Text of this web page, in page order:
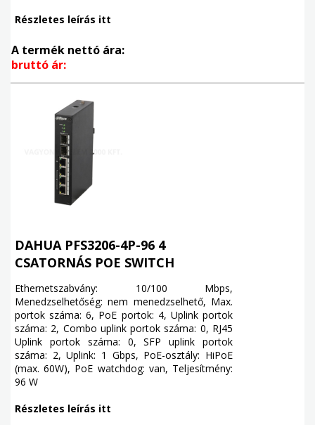
Részletes leírás itt
A termék nettó ára:
bruttó ár:
DAHUA PFS3206-4P-96 4
CSATORNÁS POE SWITCH
Ethernetszabvány: 10/100 Mbps,
Menedzselhetőség: nem menedzselhető, Max.
portok száma: 6, PoE portok: 4, Uplink portok
száma: 2, Combo uplink portok száma: 0, RJ45
Uplink portok száma: 0, SFP uplink portok
száma: 2, Uplink: 1 Gbps, PoE-osztály: HiPoE
(max. 60W), PoE watchdog: van, Teljesítmény:
96 W
Részletes leírás itt